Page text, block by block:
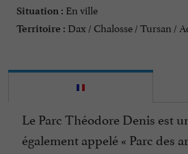
Situation : En ville
Territoire : Dax / Chalosse / Tursan /
Le Parc Théodore Denis est
également appelé « Parc des